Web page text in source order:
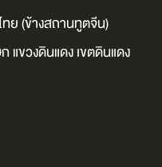
ย (ข้างสถานทูตจีน)
แขวงดินแดง เขตดินแดง